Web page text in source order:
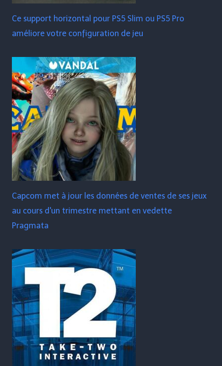
Ce support horizontal pour PS5 Slim ou PS5 Pro
améliore votre configuration de jeu
Capcom met à jour les données de ventes de ses jeux
au cours d'un trimestre mettant en vedette
Pragmata